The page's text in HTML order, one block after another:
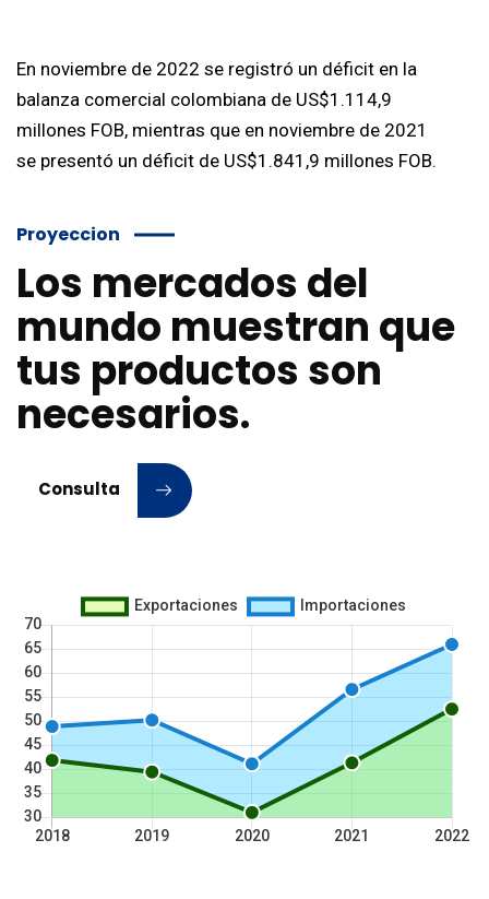
En noviembre de 2022 se registró un déficit en la
balanza comercial colombiana de US$1.114,9
millones FOB, mientras que en noviembre de 2021
se presentó un déficit de US$1.841,9 millones FOB.
Proyeccion
Los mercados del
mundo muestran que
tus productos son
necesarios.
Consulta